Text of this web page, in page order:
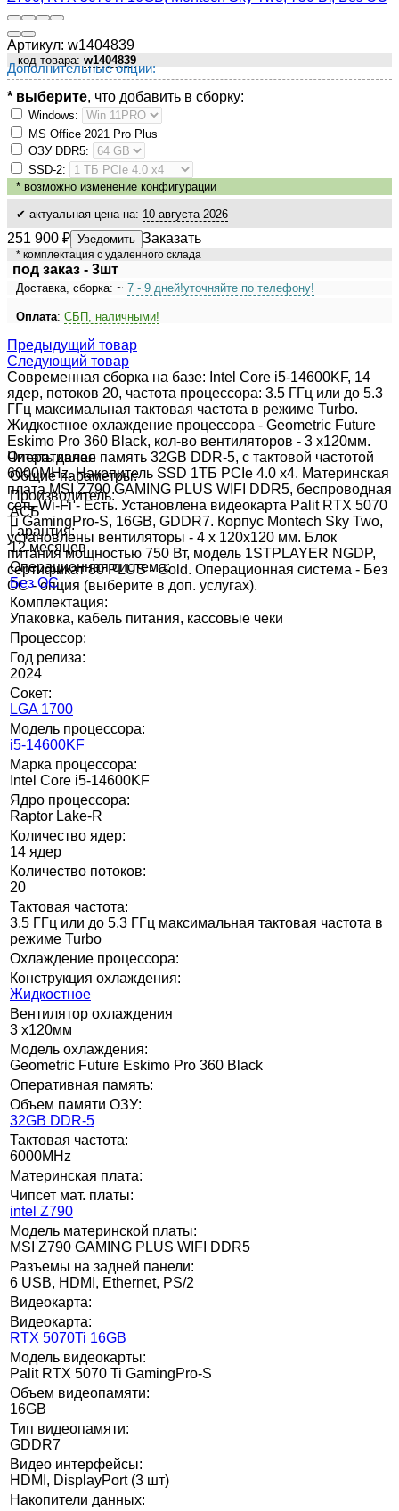
Артикул: w1404839
код товара: w1404839
Дополнительные опции:
* выберите, что добавить в сборку:
Windows:
MS Оffiсе 2021 Рrо Рlus
ОЗУ DDR5:
SSD-2:
* возможно изменение конфигурации
✔ актуальная цена на: 10 августа 2026
251 900 ₽ Уведомить Заказать
* комплектация с удаленного склада
под заказ - 3шт
Доставка, сборка: ~ 7 - 9 дней!уточняйте по телефону!
Оплата: СБП, наличными!
Предыдущий товар
Следующий товар
Современная сборка на базе: Intel Core i5-14600KF, 14
ядер, потоков 20, частота процессора: 3.5 ГГц или до 5.3
ГГц максимальная тактовая частота в режиме Turbo.
Жидкостное охлаждение процессора - Geometric Future
Eskimo Pro 360 Black, кол-во вентиляторов - 3 x120мм.
Оперативная память 32GB DDR-5, с тактовой частотой
6000MHz. Накопитель SSD 1ТБ PCIe 4.0 x4. Материнская
плата MSI Z790 GAMING PLUS WIFI DDR5, беспроводная
сеть Wi-Fi - Есть. Установлена видеокарта Palit RTX 5070
Ti GamingPro-S, 16GB, GDDR7. Корпус Montech Sky Two,
установлены вентиляторы - 4 x 120x120 мм. Блок
питания мощностью 750 Вт, модель 1STPLAYER NGDP,
сертификат 80 PLUS - Gold. Операционная система - Без
ОС - опция (выберите в доп. услугах).
Читать далее
Общие параметры:
Производитель:
АСБ
Гарантия:
12 месяцев
Операционная система:
Без ОС
Комплектация:
Упаковка, кабель питания, кассовые чеки
Процессор:
Год релиза:
2024
Сокет:
LGA 1700
Модель процессора:
i5-14600KF
Марка процессора:
Intel Core i5-14600KF
Ядро процессора:
Raptor Lake-R
Количество ядер:
14 ядер
Количество потоков:
20
Тактовая частота:
3.5 ГГц или до 5.3 ГГц максимальная тактовая частота в
режиме Turbo
Охлаждение процессора:
Конструкция охлаждения:
Жидкостное
Вентилятор охлаждения
3 x120мм
Модель охлаждения:
Geometric Future Eskimo Pro 360 Black
Оперативная память:
Объем памяти ОЗУ:
32GB DDR-5
Тактовая частота:
6000MHz
Материнская плата:
Чипсет мат. платы:
intel Z790
Модель материнской платы:
MSI Z790 GAMING PLUS WIFI DDR5
Разъемы на задней панели:
6 USB, HDMI, Ethernet, PS/2
Видеокарта:
Видеокарта:
RTX 5070Ti 16GB
Модель видеокарты:
Palit RTX 5070 Ti GamingPro-S
Объем видеопамяти:
16GB
Тип видеопамяти:
GDDR7
Видео интерфейсы:
HDMI, DisplayPort (3 шт)
Накопители данных: